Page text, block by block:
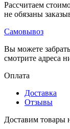
Рассчитаем
не обязаны
Самовывоз
Вы можете
смотрите адреса
Оплата
Доставка
Отзывы
Доставим товары